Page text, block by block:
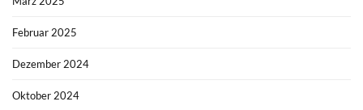
Februar 2025
Dezember 2024
Oktober 2024